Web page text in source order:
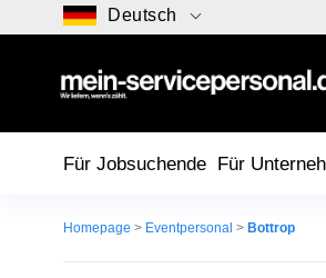
Deutsch
Für Jobsuchende Für
Homepage > Eventpersonal > Bottrop